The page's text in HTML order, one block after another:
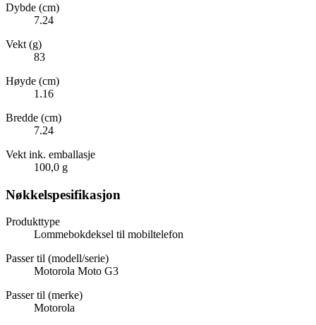
Dybde (cm)
7.24
Vekt (g)
83
Høyde (cm)
1.16
Bredde (cm)
7.24
Vekt ink. emballasje
100,0 g
Nøkkelspesifikasjon
Produkttype
Lommebokdeksel til mobiltelefon
Passer til (modell/serie)
Motorola Moto G3
Passer til (merke)
Motorola